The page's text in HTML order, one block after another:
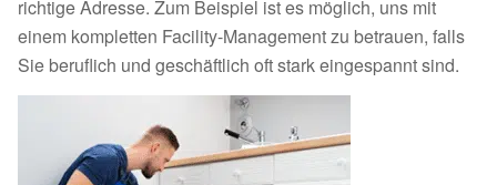
richtige Adresse. Zum Beispiel ist es möglich, uns mit
einem kompletten Facility-Management zu betrauen, falls
Sie beruflich und geschäftlich oft stark eingespannt sind.